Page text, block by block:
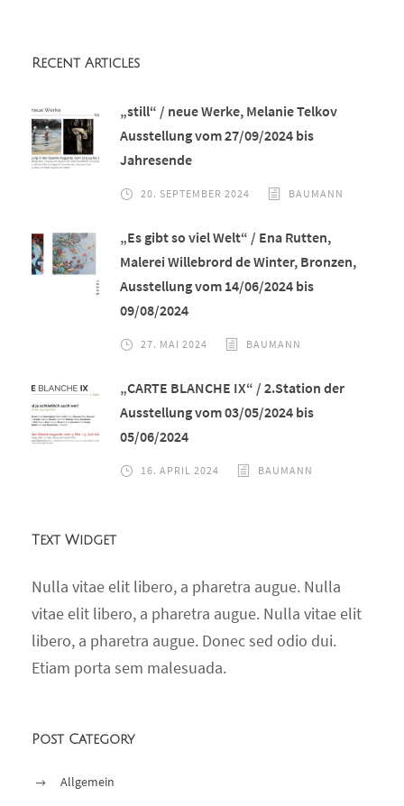
Recent Articles
„still“ / neue Werke, Melanie Telkov
Ausstellung vom 27/09/2024 bis
Jahresende
20. SEPTEMBER 2024 BAUMANN
„Es gibt so viel Welt“ / Ena Rutten,
Malerei Willebrord de Winter, Bronzen,
Ausstellung vom 14/06/2024 bis
09/08/2024
27. MAI 2024 BAUMANN
„CARTE BLANCHE IX“ / 2.Station der
Ausstellung vom 03/05/2024 bis
05/06/2024
16. APRIL 2024 BAUMANN
Text Widget
Nulla vitae elit libero, a pharetra augue. Nulla
vitae elit libero, a pharetra augue. Nulla vitae elit
libero, a pharetra augue. Donec sed odio dui.
Etiam porta sem malesuada.
Post Category
Allgemein